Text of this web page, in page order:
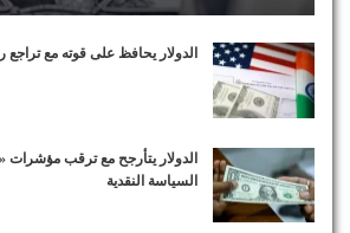
الدولار يحافظ على قوته مع
الدولار يتأرجح مع ترقب مؤشرات
السياسة النقدية